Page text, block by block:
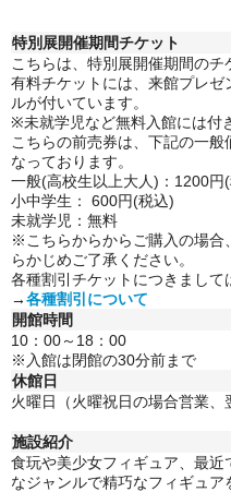
特別展開催期間チケット
こちらは、特別展開催期間のチ
有料チケットには、来館プレ
ルが付いています。
※未就学児など無料入館には付
こちらの前売券は、下記の一
なっております。
一般(高校生以上大人)：1200円
小中学生： 600円(税込)
未就学児：無料
※こちらからからご購入の場合
らかじめご了承ください。
各種割引チケットにつきまし
→各種割引について
開館時間
10：00～18：00
※入館は閉館の30分前まで
休館日
火曜日（火曜祝日の場合営業、
施設紹介
食玩や美少女フィギュア、最近
なジャンルで精巧なフィギュ